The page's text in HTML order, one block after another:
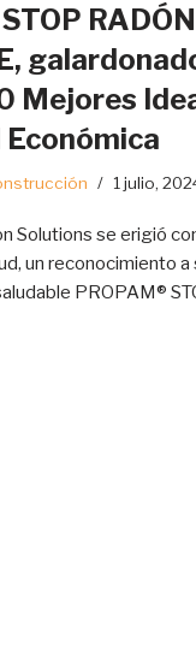
RADÓN
Mejores
1 julio,
Solutions se erigió
un reconocimiento
PROPAM®